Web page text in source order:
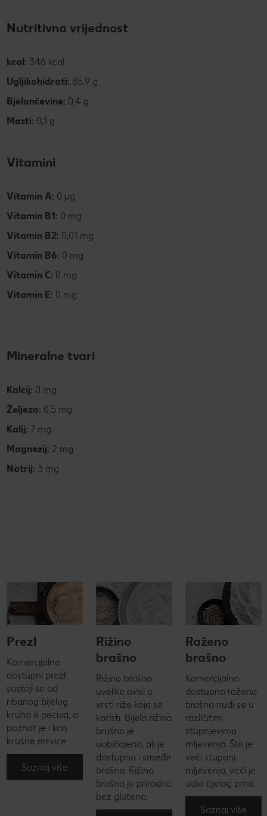
Nutritivna vrijednost
kcal: 346 kcal
Ugljikohidrati: 85,9 g
Bjelančevine: 0,4 g
Masti: 0,1 g
Vitamini
Vitamin A: 0 µg
Vitamin B1: 0 mg
Vitamin B2: 0,01 mg
Vitamin B6: 0 mg
Vitamin C: 0 mg
Vitamin E: 0 mg
Mineralne tvari
Kalcij: 0 mg
Željezo: 0,5 mg
Kalij: 7 mg
Magnezij: 2 mg
Natrij: 3 mg
Prezl
Komercijalno
dostupni prezl
sastoji se od
ribanog bijelog
kruha ili peciva, a
poznat je i kao
krušne mrvice.
Saznaj više
Rižino
brašno
Rižino brašno
uvelike ovisi o
vrsti riže koja se
koristi. Bijelo rižino
brašno je
uobičajeno, ali je
dostupno i smeđe
brašno. Rižino
brašno je prirodno
bez glutena.
Raženo
brašno
Komercijalno
dostupno raženo
brašno nudi se u
različitim
stupnjevima
mljevenja. Što je
veći stupanj
mljevenja, veći je
udio cijelog zrna.
Saznaj više